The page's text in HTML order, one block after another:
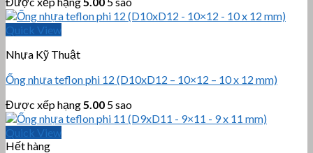
Quick View
Nhựa Kỹ Thuật
Ống nhựa teflon phi 12 (D10xD12 – 10×12 – 10 x 12 mm)
Được xếp hạng 5.00 5 sao
Quick View
Hết hàng